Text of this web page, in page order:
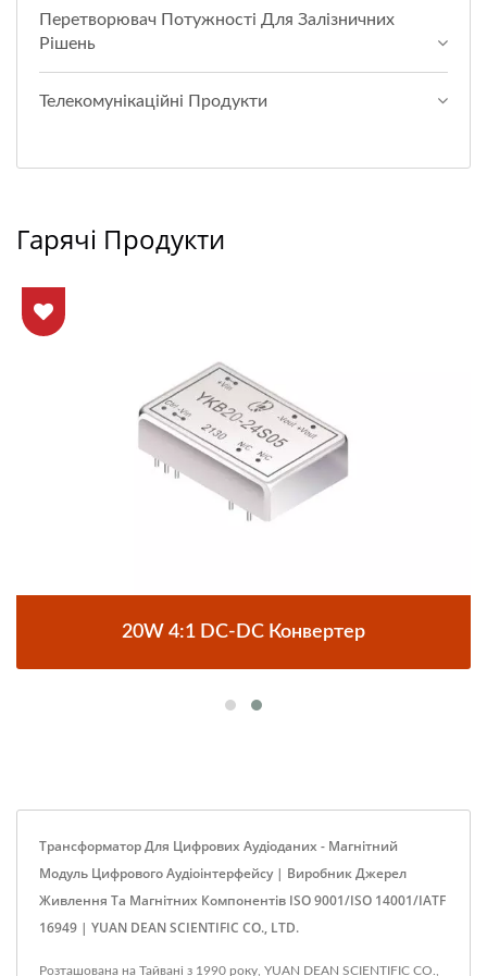
Перетворювач Потужності Для Залізничних
Рішень
Телекомунікаційні Продукти
Гарячі Продукти
20W 4:1 DC-DC Конвертер
Трансформатор Для Цифрових Аудіоданих - Магнітний
Модуль Цифрового Аудіоінтерфейсу | Виробник Джерел
Живлення Та Магнітних Компонентів ISO 9001/ISO 14001/IATF
16949 | YUAN DEAN SCIENTIFIC CO., LTD.
Розташована на Тайвані з 1990 року, YUAN DEAN SCIENTIFIC CO.,